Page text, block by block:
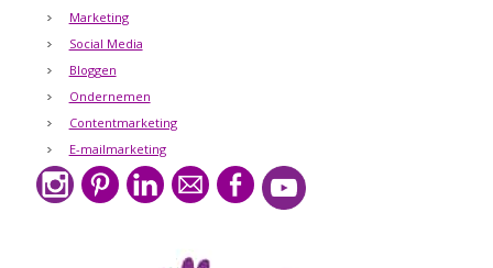
Marketing
Social Media
Bloggen
Ondernemen
Contentmarketing
E-mailmarketing